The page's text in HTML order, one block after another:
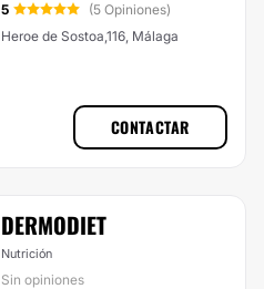
5
(5 Opiniones)
Heroe de Sostoa,116, Málaga
CONTACTAR
DERMODIET
Nutrición
Sin opiniones